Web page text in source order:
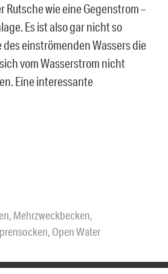
Rutsche wie eine Gegenstrom –
Es ist also gar nicht so
einströmenden Wassers die
vom Wasserstrom nicht
Eine interessante
, Mehrzweckbecken,
, Open Water